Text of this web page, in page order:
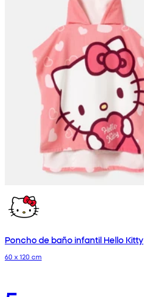
Poncho de baño infantil Hello Kitty
60 x 120 cm